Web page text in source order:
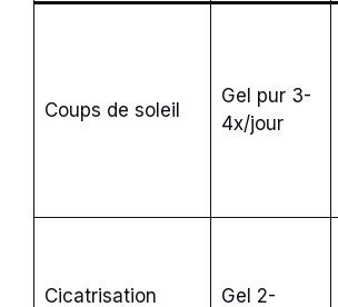
Coups de soleil
Gel pur 3-
4x/jour
Cicatrisation Gel 2-